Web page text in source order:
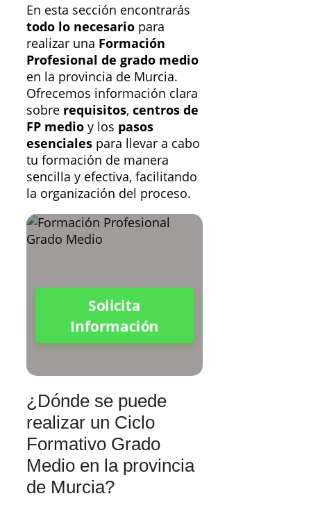
En esta sección encontrarás
todo lo necesario para
realizar una Formación
Profesional de grado medio
en la provincia de Murcia.
Ofrecemos información clara
sobre requisitos, centros de
FP medio y los pasos
esenciales para llevar a cabo
tu formación de manera
sencilla y efectiva, facilitando
la organización del proceso.
Solicita
Información
¿Dónde se puede
realizar un Ciclo
Formativo Grado
Medio en la provincia
de Murcia?